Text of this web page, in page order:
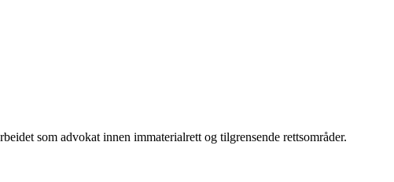
som advokat innen immaterialrett og tilgrensende rettsområder.